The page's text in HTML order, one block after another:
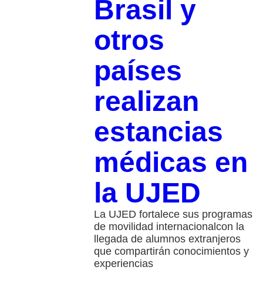
Brasil y
otros
países
realizan
estancias
médicas en
la UJED
La UJED fortalece sus programas
de movilidad internacionalcon la
llegada de alumnos extranjeros
que compartirán conocimientos y
experiencias